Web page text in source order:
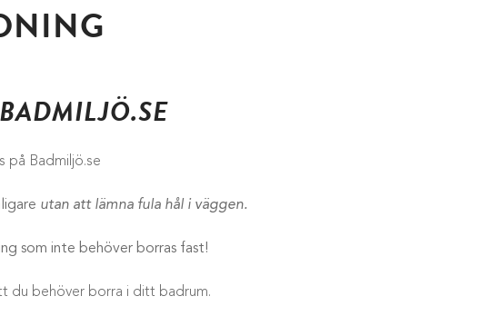
på Badmiljö.se
utan att lämna fula hål i väggen.
som inte behöver borras fast!
du behöver borra i ditt badrum.